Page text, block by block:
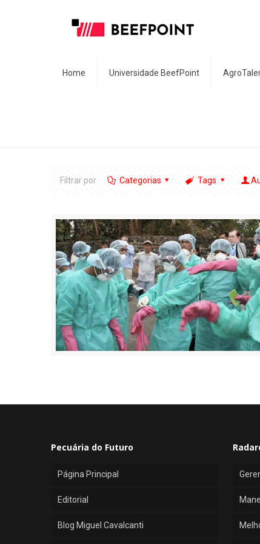
Home Universidade BeefPoint
Filtrar por Categorias Tags
Pecuária do Futuro
Página Principal
Editorial
Blog Miguel Cavalcanti